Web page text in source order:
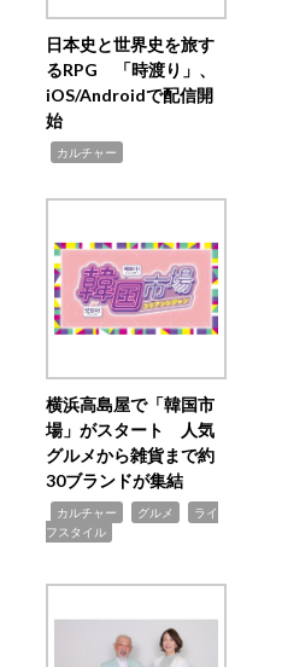
日本史と世界史を旅す
るRPG 「時渡り」、
iOS/Androidで配信開
始
カルチャー
横浜高島屋で「韓国市
場」がスタート 人気
グルメから雑貨まで約
30ブランドが集結
カルチャー グルメ
ライ
フスタイル